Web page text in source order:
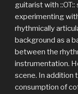
guitarist with
experimenting
rhythmically
background as a
between the
instrumentation.
scene. In addition
consumption of